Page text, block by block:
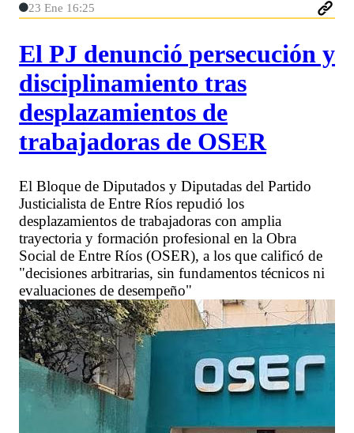
23 Ene 16:25
El PJ denunció persecución y
disciplinamiento tras
desplazamientos de
trabajadoras de OSER
El Bloque de Diputados y Diputadas del Partido
Justicialista de Entre Ríos repudió los
desplazamientos de trabajadoras con amplia
trayectoria y formación profesional en la Obra
Social de Entre Ríos (OSER), a los que calificó de
"decisiones arbitrarias, sin fundamentos técnicos ni
evaluaciones de desempeño"